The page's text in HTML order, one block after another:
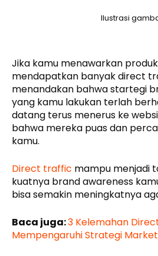
Ilustrasi
Jika kamu menawarkan
mendapatkan banyak direct
menandakan bahwa startegi
yang kamu lakukan terlah
datang terus menerus ke
bahwa mereka puas dan
kamu.
Direct traffic mampu menjadi
kuatnya brand awareness
bisa semakin meningkatnya
Baca juga:3 Kelemahan
Mempengaruhi Strategi